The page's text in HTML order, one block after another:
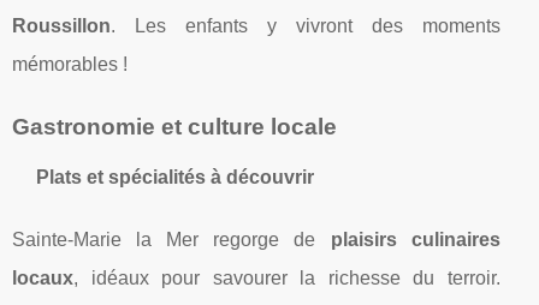
Roussillon. Les enfants y vivront des moments
mémorables !
Gastronomie et culture locale
Plats et spécialités à découvrir
Sainte-Marie la Mer regorge de plaisirs culinaires
locaux, idéaux pour savourer la richesse du terroir.